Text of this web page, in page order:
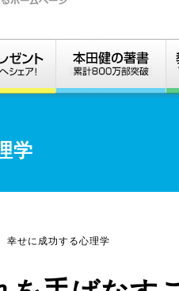
学
幸せに成功する心理学